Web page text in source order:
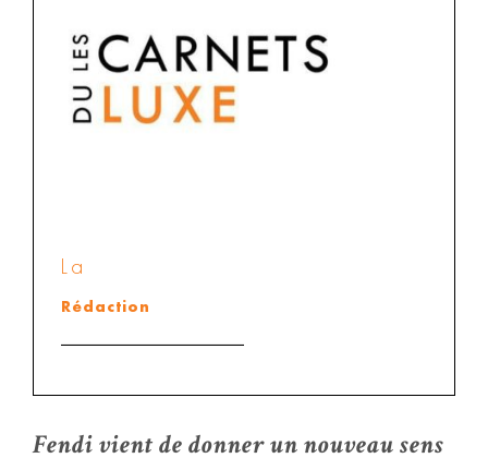
La
Rédaction
Fendi vient de donner un nouveau sens